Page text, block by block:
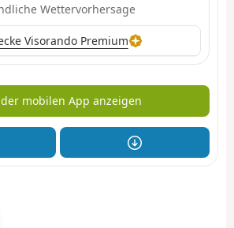
Wettervorhersage
Visorando Premium
mobilen App anzeigen